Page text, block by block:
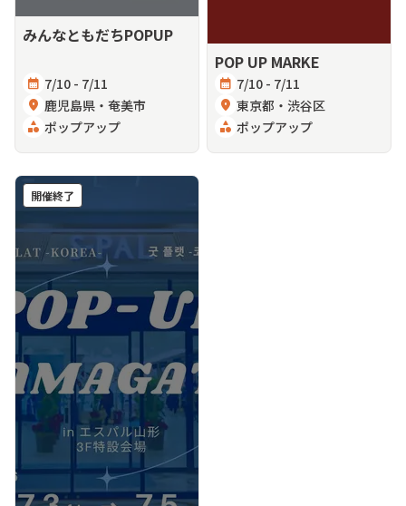
みんなともだちPOPUP
calendar_month 7/10 - 7/11
location_on 鹿児島県・奄美市
category ポップアップ
POP UP MARKE
calendar_month 7/10 - 7/11
location_on 東京都・渋谷区
category ポップアップ
開催終了